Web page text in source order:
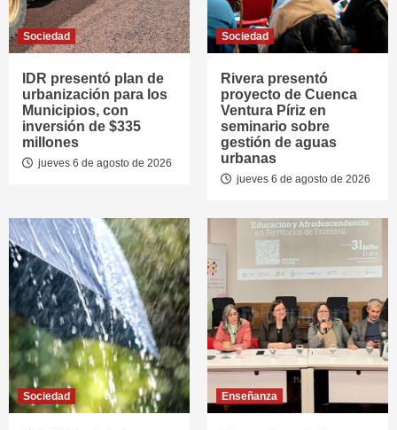
Sociedad
IDR presentó plan de
urbanización para los
Municipios, con
inversión de $335
millones
jueves 6 de agosto de 2026
Sociedad
Rivera presentó
proyecto de Cuenca
Ventura Píriz en
seminario sobre
gestión de aguas
urbanas
jueves 6 de agosto de 2026
Sociedad Enseñanza